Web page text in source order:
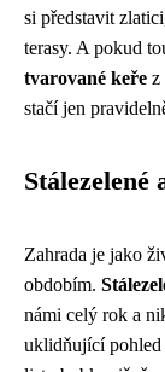
si představit
terasy. A pokud
tvarované keře z
stačí jen
Stálezelené
Zahrada je jako
obdobím.
námi celý rok a
uklidňující pohled